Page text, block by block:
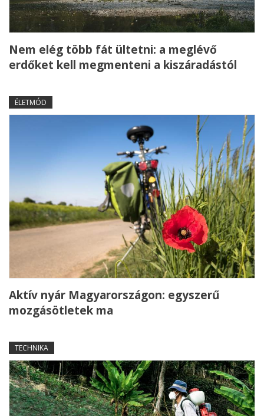
Nem elég több fát ültetni: a meglévő
erdőket kell megmenteni a kiszáradástól
ÉLETMÓD
Aktív nyár Magyarországon: egyszerű
mozgásötletek ma
TECHNIKA